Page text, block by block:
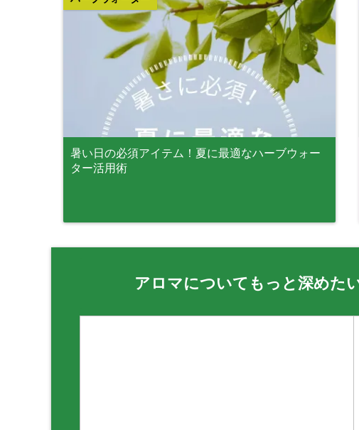
暑い日の必須アイテム！夏に最適なハーブウォー
ター活用術
アロマについてもっと深めた